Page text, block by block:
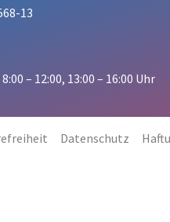
13
8:00 – 12:00, 13:00 – 16:00 Uhr
Datenschutz